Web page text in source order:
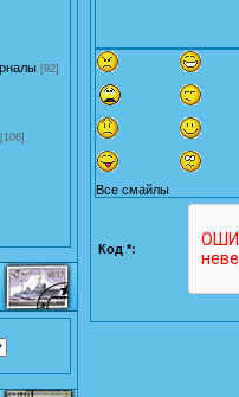
[92]
[106]
Все смайлы
Код *: